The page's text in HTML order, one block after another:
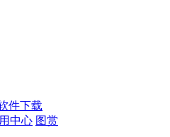
件下载
中心 图赏